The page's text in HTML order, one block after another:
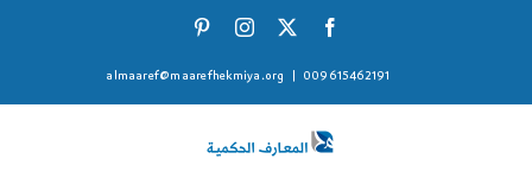
Facebook
X
Instagram
009615462191
almaaref@maarefhekmiya.org